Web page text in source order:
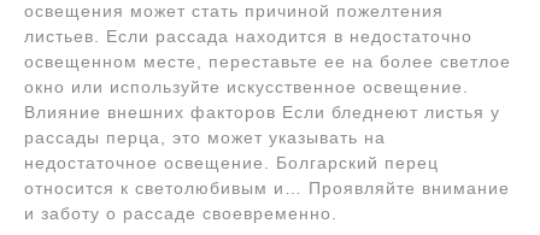
освещения может стать причиной пожелтения
листьев. Если рассада находится в недостаточно
освещенном месте, переставьте ее на более светлое
окно или используйте искусственное освещение.
Влияние внешних факторов Если бледнеют листья у
рассады перца, это может указывать на
недостаточное освещение. Болгарский перец
относится к светолюбивым и… Проявляйте внимание
и заботу о рассаде своевременно.